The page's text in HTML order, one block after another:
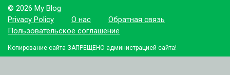
© 2026 My Blog
Privacy Policy
О нас
Обратная связь
Пользовательское соглашение
Копирование сайта ЗАПРЕЩЕНО администрацией сайта!